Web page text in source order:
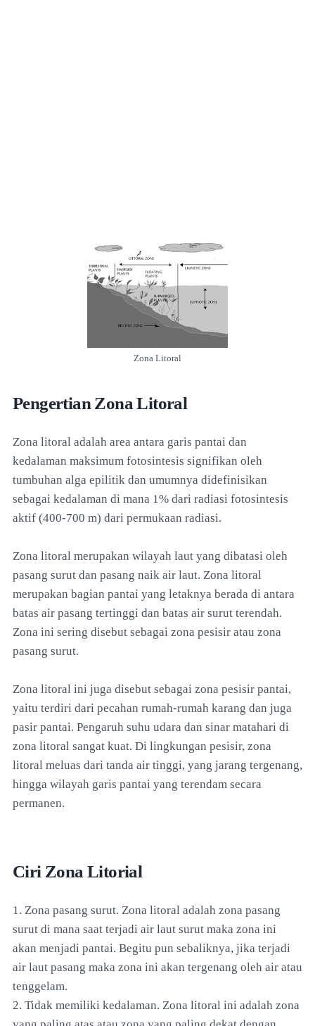
Zona Litoral
Pengertian Zona Litoral
Zona litoral adalah area antara garis pantai dan
kedalaman maksimum fotosintesis signifikan oleh
tumbuhan alga epilitik dan umumnya didefinisikan
sebagai kedalaman di mana 1% dari radiasi fotosintesis
aktif (400-700 m) dari permukaan radiasi.
Zona litoral merupakan wilayah laut yang dibatasi oleh
pasang surut dan pasang naik air laut. Zona litoral
merupakan bagian pantai yang letaknya berada di antara
batas air pasang tertinggi dan batas air surut terendah.
Zona ini sering disebut sebagai zona pesisir atau zona
pasang surut.
Zona litoral ini juga disebut sebagai zona pesisir pantai,
yaitu terdiri dari pecahan rumah-rumah karang dan juga
pasir pantai. Pengaruh suhu udara dan sinar matahari di
zona litoral sangat kuat. Di lingkungan pesisir, zona
litoral meluas dari tanda air tinggi, yang jarang tergenang,
hingga wilayah garis pantai yang terendam secara
permanen.
Ciri Zona Litorial
1. Zona pasang surut. Zona litoral adalah zona pasang
surut di mana saat terjadi air laut surut maka zona ini
akan menjadi pantai. Begitu pun sebaliknya, jika terjadi
air laut pasang maka zona ini akan tergenang oleh air atau
tenggelam.
2. Tidak memiliki kedalaman. Zona litoral ini adalah zona